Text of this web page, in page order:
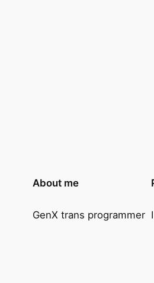
About me
GenX trans programmer